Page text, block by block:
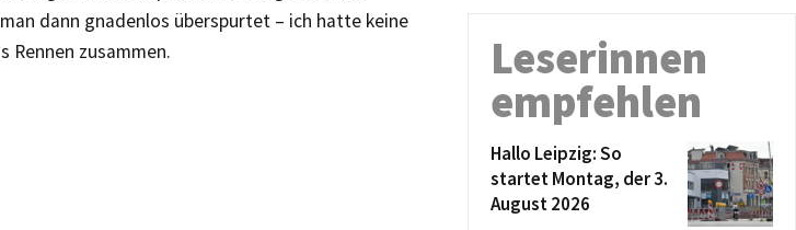
dann gnadenlos überspurtet – ich hatte keine
Rennen zusammen.
Leserinnen
empfehlen
Hallo Leipzig: So
startet Montag, der 3.
August 2026